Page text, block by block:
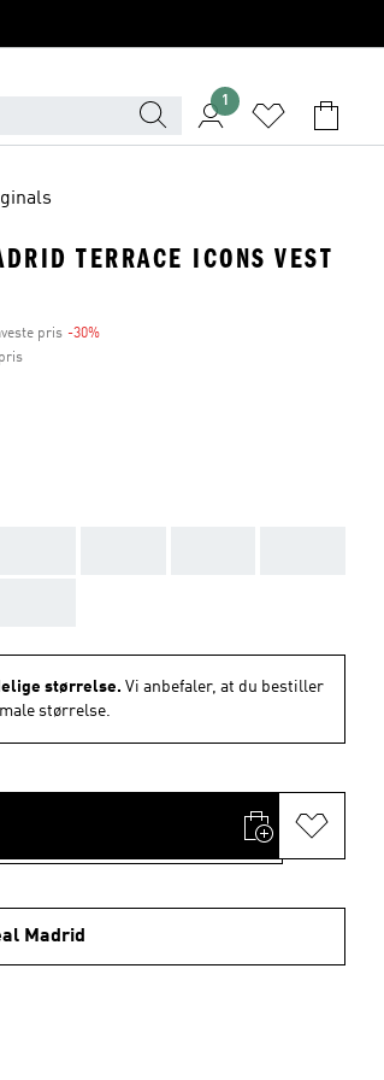
1
TERRACE ICONS VEST
pris -30%
størrelse. Vi anbefaler, at du bestiller
størrelse.
Madrid